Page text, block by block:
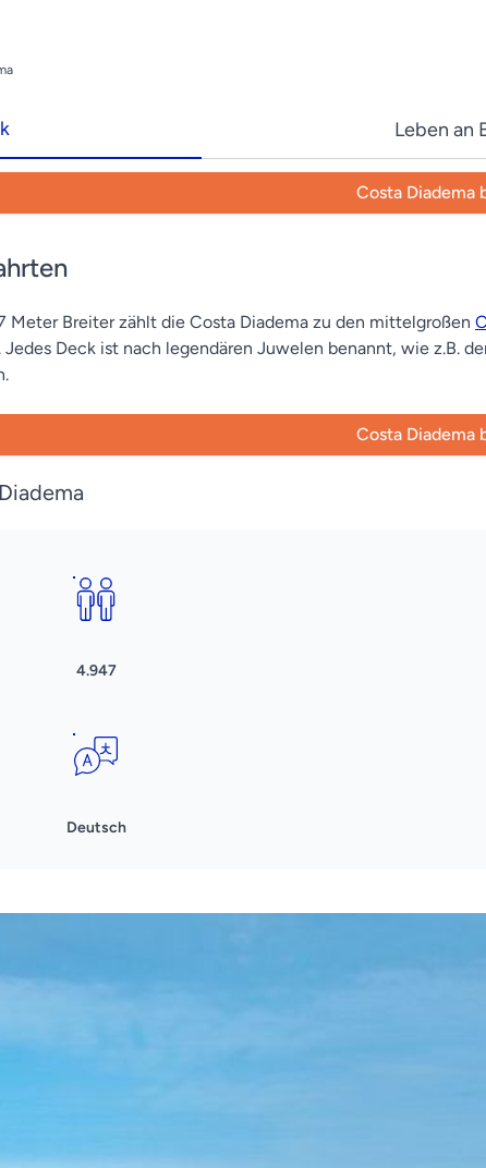
Leben an
Costa Diadema
Meter Breiter zählt die Costa Diadema zu den mittelgroßen
. Jedes Deck ist nach legendären Juwelen benannt, wie z.B.
Costa Diadema
4.947
Deutsch